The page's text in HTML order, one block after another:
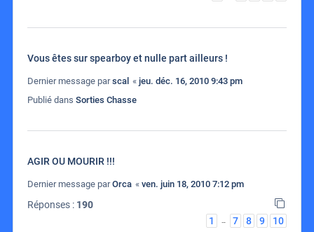
Vous êtes sur spearboy et nulle part ailleurs !
Dernier message parscal « jeu. déc. 16, 2010 9:43 pm
Publié dans Sorties Chasse
AGIR OU MOURIR !!!
Dernier message parOrca « ven. juin 18, 2010 7:12 pm
Réponses : 190
1
… 7 8 9 10